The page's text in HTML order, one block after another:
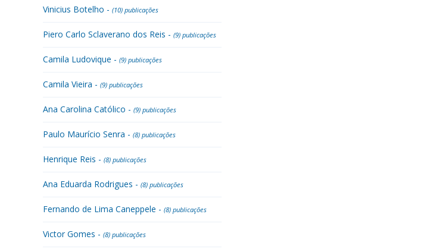
Vinicius Botelho - (10) publicações
Piero Carlo Sclaverano dos Reis - (9) publicações
Camila Ludovique - (9) publicações
Camila Vieira - (9) publicações
Ana Carolina Católico - (9) publicações
Paulo Maurício Senra - (8) publicações
Henrique Reis - (8) publicações
Ana Eduarda Rodrigues - (8) publicações
Fernando de Lima Caneppele - (8) publicações
Victor Gomes - (8) publicações